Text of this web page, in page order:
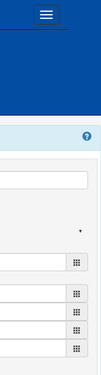
Toggle